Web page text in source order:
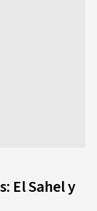
El Sahel y